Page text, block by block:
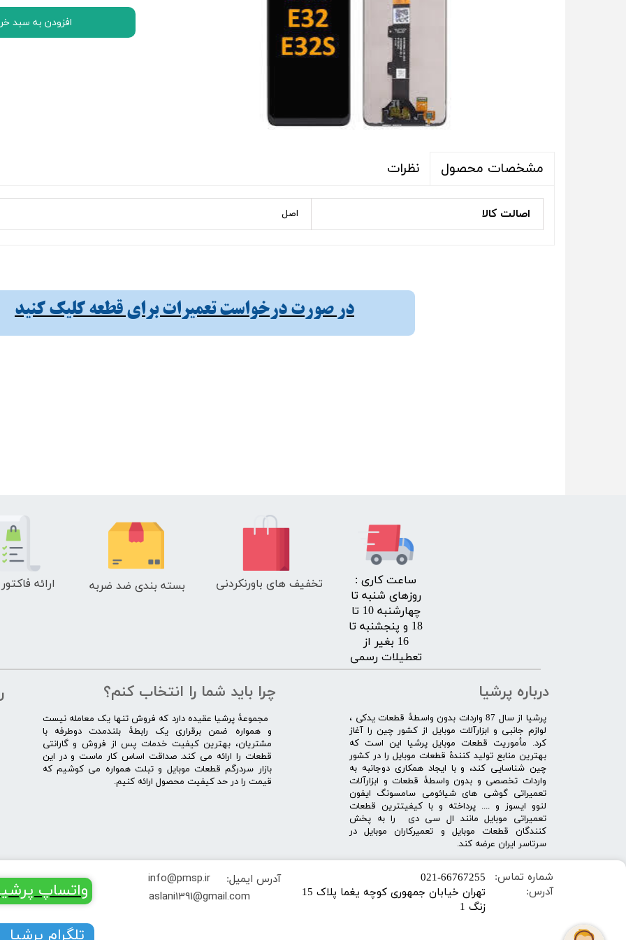
اچ تی سی HTC
افزودن به سبد
مشخصات محصول نظرات
اصالت کالا اصل
در صورت درخواست تعمیرات برای قطعه کلیک کنید​​​​​​​
​ساعت کاری :
روزهای شنبه تا
چهارشنبه 10 تا
18 و پنجشنبه تا
16 بغیر از
تعطیلات رسمی
تخفیف های باورنکردنی بسته بندی ضد ضربه ارائه
درباره پرشیا
​پرشیا از سال 87 واردات بدون واسطۀ قطعات یدکی ،
لوازم جانبی و ابزارآلات موبایل از کشور چین را آغاز
کرد. مأموریت قطعات موبایل پرشیا این است که
بهترین منابع تولید کنندۀ قطعات موبایل را در کشور
چین شناسایی کند، و با ایجاد همکاری دوجانبه به
واردات تخصصی و بدون واسطۀ قطعات و ابزارآلات
تعمیراتی گوشی های شیائومی سامسونگ ایفون
لنوو ایسوز و .... پرداخته و با کیفیت­ترین قطعات
تعمیراتی موبایل مانند ال سی دی را به پخش
کنندگان قطعات موبایل و تعمیرکاران موبایل در
سرتاسر ایران عرضه کند.
چرا باید شما را انتخاب کنم؟
​​ ​مجموعۀ پرشیا عقیده دارد که فروش تنها یک معامله نیست
و همواره ضمن برقراری یک رابطۀ بلندمدت دوطرفه با
مشتریان، بهترین کیفیت خدمات پس از فروش و گارانتی
قطعات را ارائه می­ کند. صداقت اساس کار ماست و در این
بازار سردرگم قطعات موبایل و تبلت همواره می کوشیم که
قیمت را در حد کیفیت محصول ارائه کنیم.
شماره تماس:
آدرس:
​021-66767255
تهران خیابان جمهوری کوچه یغما پلاک 15
زنگ 1
آدرس ایمیل: info@pmsp.ir
​​​​واتساپ ​aslani1391@gmail.com